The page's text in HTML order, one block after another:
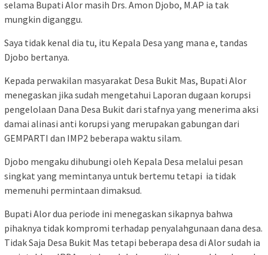
selama Bupati Alor masih Drs. Amon Djobo, M.AP ia tak
mungkin diganggu.
Saya tidak kenal dia tu, itu Kepala Desa yang mana e, tandas
Djobo bertanya.
Kepada perwakilan masyarakat Desa Bukit Mas, Bupati Alor
menegaskan jika sudah mengetahui Laporan dugaan korupsi
pengelolaan Dana Desa Bukit dari stafnya yang menerima aksi
damai alinasi anti korupsi yang merupakan gabungan dari
GEMPARTI dan IMP2 beberapa waktu silam.
Djobo mengaku dihubungi oleh Kepala Desa melalui pesan
singkat yang memintanya untuk bertemu tetapi ia tidak
memenuhi permintaan dimaksud.
Bupati Alor dua periode ini menegaskan sikapnya bahwa
pihaknya tidak kompromi terhadap penyalahgunaan dana desa.
Tidak Saja Desa Bukit Mas tetapi beberapa desa di Alor sudah ia